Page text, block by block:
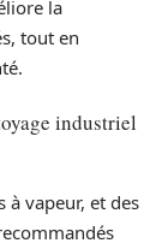
la
tout en
industriel
à vapeur, et des